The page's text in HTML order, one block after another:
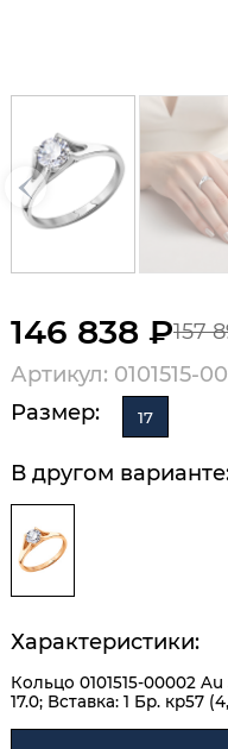
146 838 ₽157
Артикул: 0101515-
Размер:
17
В другом
Характеристики:
Кольцо 0101515-00002
17.0; Вставка: 1 Бр. кр57